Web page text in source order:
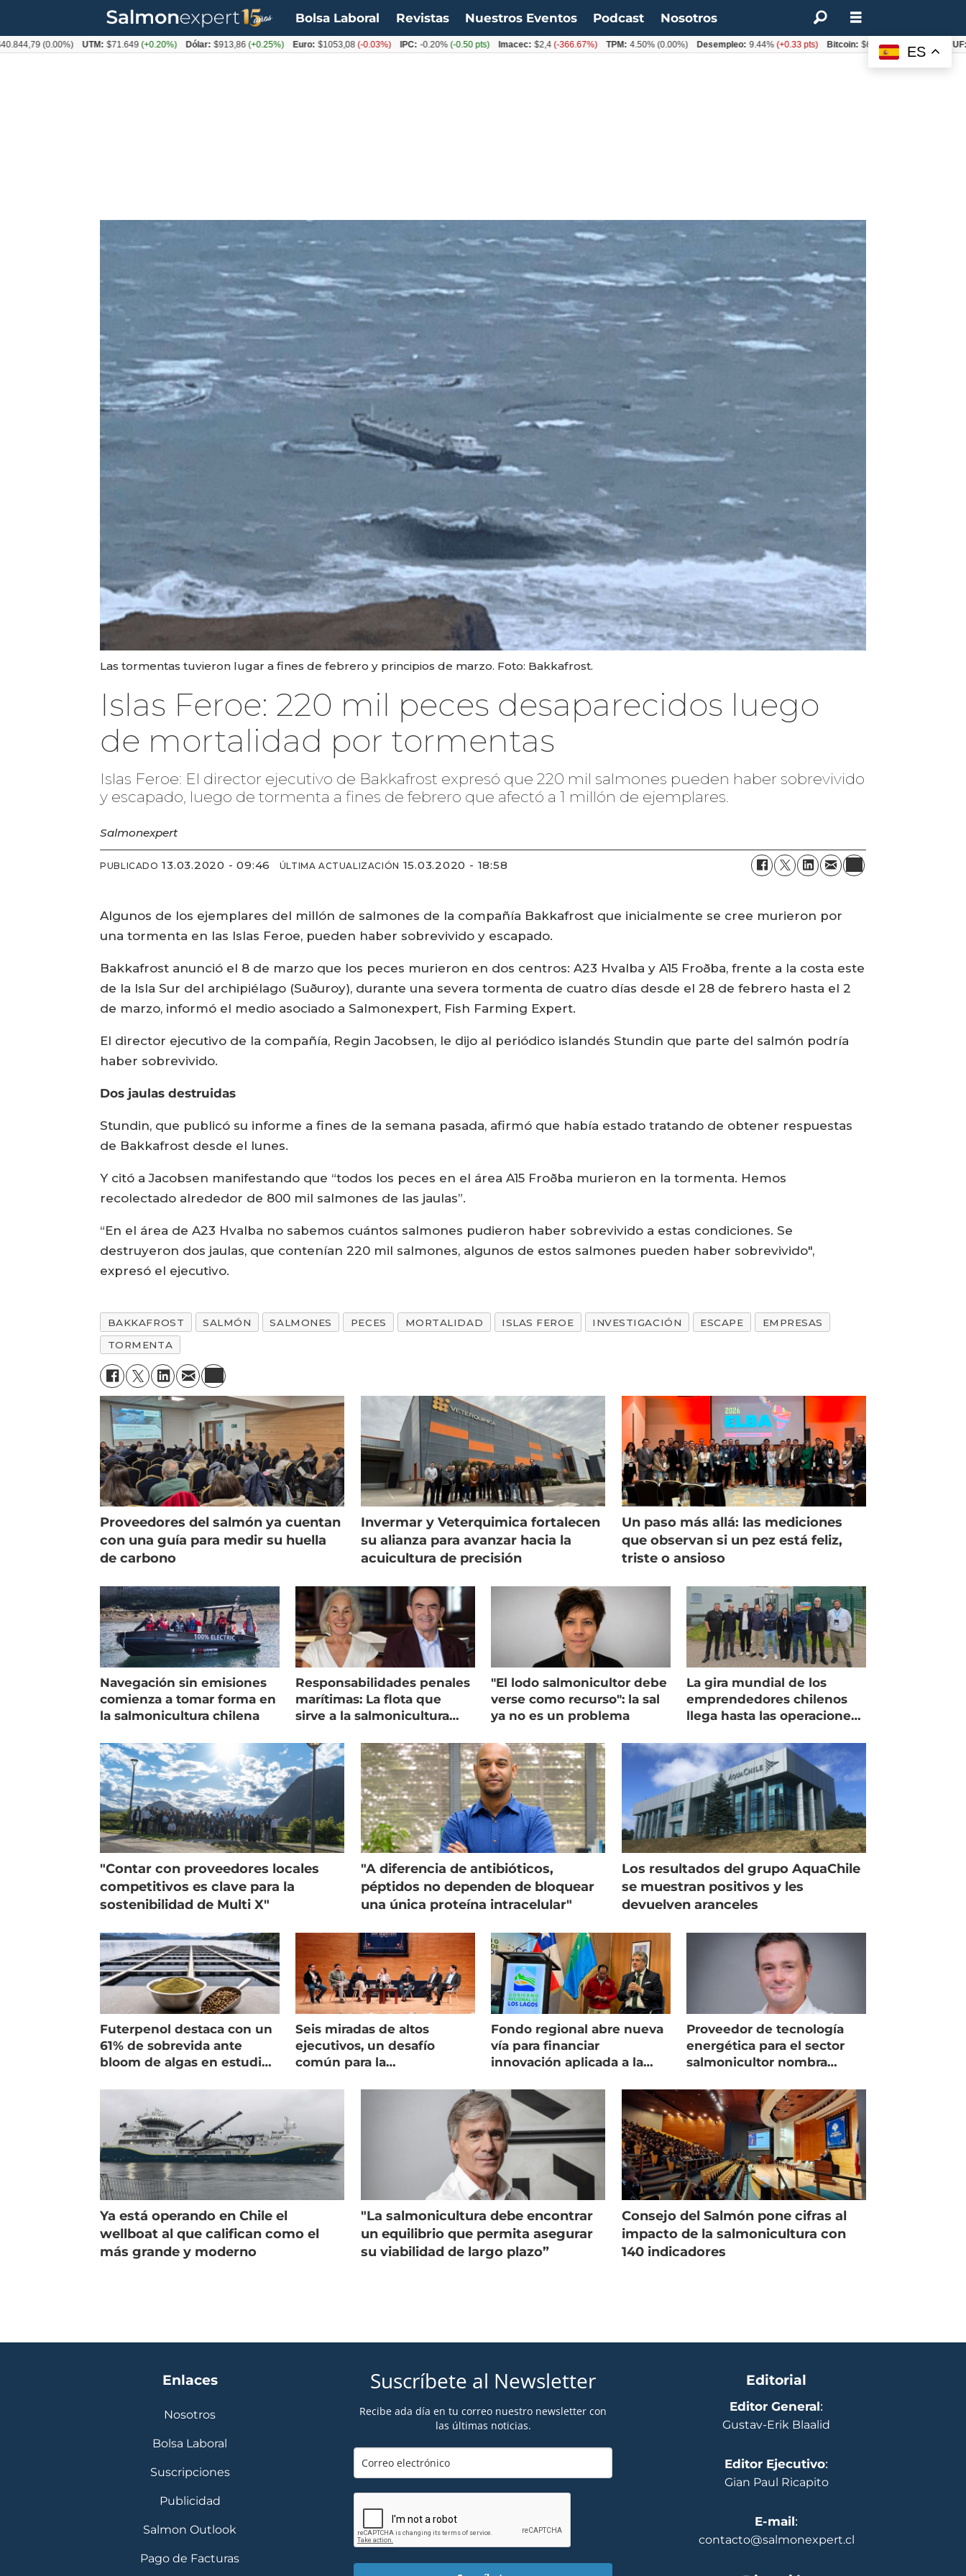
Bolsa Laboral Revistas Nuestros Eventos Podcast Nosotros
Las tormentas tuvieron lugar a fines de febrero y principios de marzo. Foto: Bakkafrost.
Islas Feroe: 220 mil peces desaparecidos luego
de mortalidad por tormentas
Islas Feroe: El director ejecutivo de Bakkafrost expresó que 220 mil salmones pueden haber sobrevivido
y escapado, luego de tormenta a fines de febrero que afectó a 1 millón de ejemplares.
Salmonexpert
PUBLICADO 13.03.2020 - 09:46 ÚLTIMA ACTUALIZACIÓN 15.03.2020 - 18:58
Algunos de los ejemplares del millón de salmones de la compañía Bakkafrost que inicialmente se cree murieron por
una tormenta en las Islas Feroe, pueden haber sobrevivido y escapado.
Bakkafrost anunció el 8 de marzo que los peces murieron en dos centros: A23 Hvalba y A15 Froðba, frente a la costa este
de la Isla Sur del archipiélago (Suðuroy), durante una severa tormenta de cuatro días desde el 28 de febrero hasta el 2
de marzo, informó el medio asociado a Salmonexpert, Fish Farming Expert.
El director ejecutivo de la compañía, Regin Jacobsen, le dijo al periódico islandés Stundin que parte del salmón podría
haber sobrevivido.
Dos jaulas destruidas
Stundin, que publicó su informe a fines de la semana pasada, afirmó que había estado tratando de obtener respuestas
de Bakkafrost desde el lunes.
Y citó a Jacobsen manifestando que “todos los peces en el área A15 Froðba murieron en la tormenta. Hemos
recolectado alrededor de 800 mil salmones de las jaulas”.
“En el área de A23 Hvalba no sabemos cuántos salmones pudieron haber sobrevivido a estas condiciones. Se
destruyeron dos jaulas, que contenían 220 mil salmones, algunos de estos salmones pueden haber sobrevivido",
expresó el ejecutivo.
BAKKAFROST SALMÓN SALMONES PECES MORTALIDAD ISLAS FEROE INVESTIGACIÓN ESCAPE
EMPRESAS
TORMENTA
Proveedores del salmón ya cuentan
con una guía para medir su huella
de carbono
Invermar y Veterquimica fortalecen
su alianza para avanzar hacia la
acuicultura de precisión
Un paso más allá: las mediciones
que observan si un pez está feliz,
triste o ansioso
Navegación sin emisiones
comienza a tomar forma en
la salmonicultura chilena
Responsabilidades penales
marítimas: La flota que
sirve a la salmonicultura
"El lodo salmonicultor debe
verse como recurso": la sal
ya no es un problema
La gira mundial de los
emprendedores chilenos
llega hasta las operaciones
"Contar con proveedores locales
competitivos es clave para la
sostenibilidad de Multi X"
"A diferencia de antibióticos,
péptidos no dependen de bloquear
una única proteína intracelular"
Los resultados del grupo AquaChile
se muestran positivos y les
devuelven aranceles
Futerpenol destaca con un
61% de sobrevida ante
bloom de algas en estudio
Seis miradas de altos
ejecutivos, un desafío
común para la
Fondo regional abre nueva
vía para financiar
innovación aplicada a la
Proveedor de tecnología
energética para el sector
salmonicultor nombra
Ya está operando en Chile el
wellboat al que califican como el
más grande y moderno
"La salmonicultura debe encontrar
un equilibrio que permita asegurar
su viabilidad de largo plazo”
Consejo del Salmón pone cifras al
impacto de la salmonicultura con
140 indicadores
Enlaces
Nosotros
Bolsa Laboral
Suscripciones
Publicidad
Salmon Outlook
Pago de Facturas
Suscríbete al Newsletter
Recibe ada día en tu correo nuestro newsletter con
las últimas noticias.
Editorial
Editor General:
Gustav-Erik Blaalid
Editor Ejecutivo:
Gian Paul Ricapito
E-mail:
contacto@salmonexpert.cl
ES
(0.00%) UTM: $71.649(+0.20%) Dólar: $913,86(+0.25%) Euro: $1053,08(-0.03%) IPC: -0.20%(-0.50 pts) Imacec: $2,4(-366.67%) TPM: 4.50%(0.00%) Desempleo: 9.44%(+0.33 pts) Bitcoin: $64.600,08(+2.93%)